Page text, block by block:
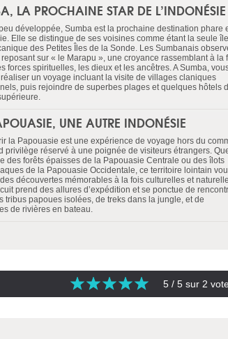
LA PROCHAINE STAR DE L’INDONÉSIE
développée, Sumba est la prochaine destination phare
Elle se distingue de ses voisines comme étant la seule île
des Petites Îles de la Sonde. Les Sumbanais
sur « le Marapu », une croyance rassemblant à la
forces spirituelles, les dieux et les ancêtres. A Sumba,
un voyage incluant la visite de villages claniques
puis rejoindre de superbes plages et quelques hôtels
UNE AUTRE INDONÉSIE
la Papouasie est une expérience de voyage hors du
privilège réservé à une poignée de visiteurs étrangers.
des forêts épaisses de la Papouasie Centrale ou des îlots
de la Papouasie Occidentale, ce territoire lointain
découvertes mémorables à la fois culturelles et
prend des allures d’expédition et se ponctue de
tribus papoues isolées, de treks dans la jungle, et de
de rivières en bateau.
5 / 5 sur 2